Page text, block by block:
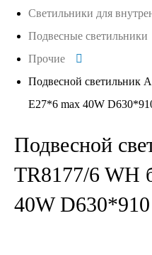
Светильники для
Подвесные светильники
Прочие
Подвесной светильник
E27*6 max 40W
Подвесной
TR8177/6 WH
40W D630*910